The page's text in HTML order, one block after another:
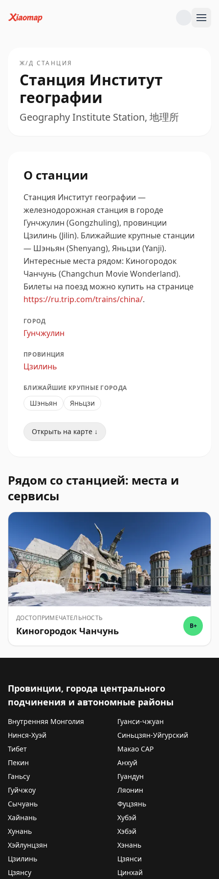
Ж/Д СТАНЦИЯ
Станция Институт
географии
Geography Institute Station, 地理所
О станции
Станция Институт географии —
железнодорожная станция в городе
Гунчжулин (Gongzhuling), провинции
Цзилинь (Jilin). Ближайшие крупные станции
— Шэньян (Shenyang), Яньцзи (Yanji).
Интересные места рядом: Киногородок
Чанчунь (Changchun Movie Wonderland).
Билеты на поезд можно купить на странице
https://ru.trip.com/trains/china/.
ГОРОД
Гунчжулин
ПРОВИНЦИЯ
Цзилинь
БЛИЖАЙШИЕ КРУПНЫЕ ГОРОДА
Шэньян Яньцзи
Открыть на карте ↓
Рядом со станцией: места и
сервисы
ДОСТОПРИМЕЧАТЕЛЬНОСТЬ
Киногородок Чанчунь B+
Провинции, города центрального
подчинения и автономные районы
Внутренняя Монголия
Гуанси-чжуан
Нинся-Хуэй
Синьцзян-Уйгурский
Тибет
Макао САР
Пекин
Анхуй
Ганьсу
Гуандун
Гуйчжоу
Ляонин
Сычуань
Фуцзянь
Хайнань
Хубэй
Хунань
Хэбэй
Хэйлунцзян
Хэнань
Цзилинь
Цзянси
Цзянсу
Цинхай